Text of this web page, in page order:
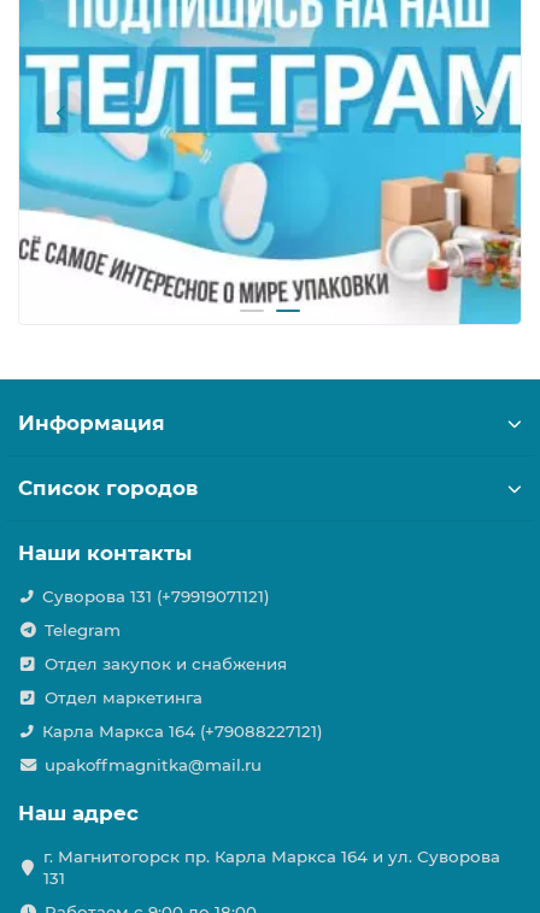
Информация
Список городов
Наши контакты
Суворова 131 (+79919071121)
Telegram
Отдел закупок и снабжения
Отдел маркетинга
Карла Маркса 164 (+79088227121)
upakoffmagnitka@mail.ru
Наш адрес
г. Магнитогорск пр. Карла Маркса 164 и ул. Суворова
131